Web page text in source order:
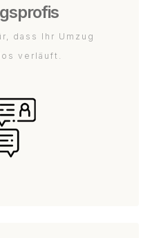
dass Ihr Umzug
verläuft.